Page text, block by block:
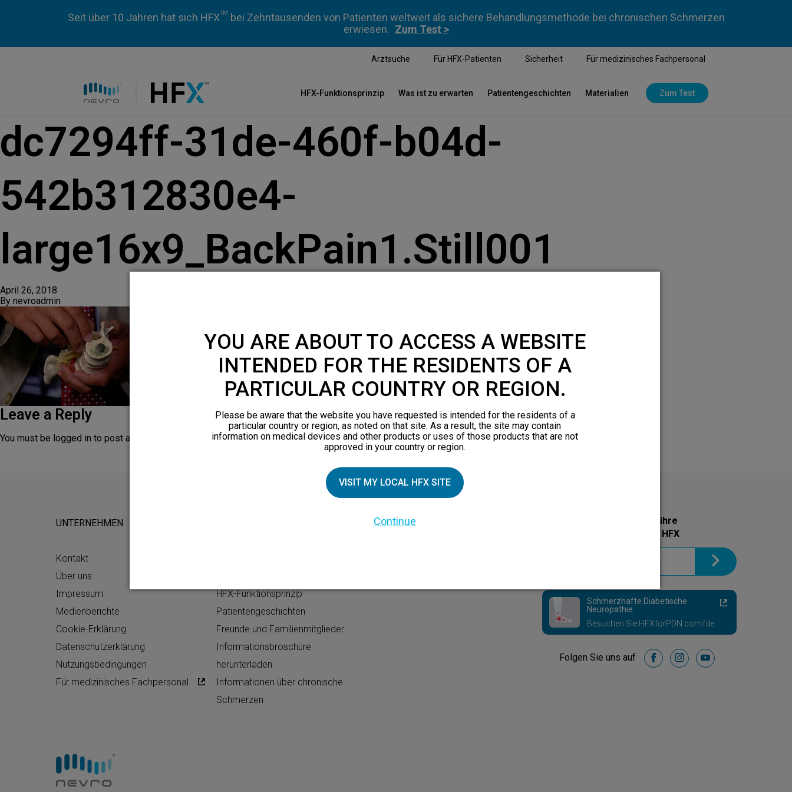
Seit über 10 Jahren hat sich HFXTM
bei Zehntausenden von Patienten weltweit als sichere Behandlungsmethode bei chronischen Schmerzen
erwiesen. Zum Test >
Arztsuche Für HFX-Patienten Sicherheit Für medizinisches Fachpersonal
HFX-Funktionsprinzip Was ist zu erwarten Patientengeschichten Materialien Zum Test
dc7294ff-31de-460f-b04d-
542b312830e4-
large16x9_BackPain1.Still001
April 26, 2018
By nevroadmin
Leave a Reply
You must be logged in to post a comment.
UNTERNEHMEN
Kontakt
Über uns
Impressum
Medienberichte
Cookie-Erklärung
Datenschutzerklärung
Nutzungsbedingungen
Für medizinisches Fachpersonal
HFX-Funktionsprinzip
Patientengeschichten
Freunde und Familienmitglieder
Informationsbroschüre
herunterladen
Informationen über chronische
Schmerzen
PATIENTENRESSOURCEN
Holen Sie sich noch heute ihre
Informationsbroschüre zu HFX
Schmerzhafte Diabetische
Neuropathie
Besuchen Sie HFXforPDN.com/de
Folgen Sie uns auf facebookinstagramyoutube
YOU ARE ABOUT TO ACCESS A WEBSITE
INTENDED FOR THE RESIDENTS OF A
PARTICULAR COUNTRY OR REGION.
Please be aware that the website you have requested is intended for the residents of a
particular country or region, as noted on that site. As a result, the site may contain
information on medical devices and other products or uses of those products that are not
approved in your country or region.
VISIT MY LOCAL HFX SITE
Continue